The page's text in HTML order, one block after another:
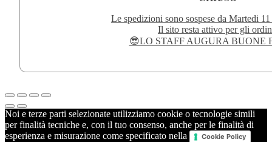
Le spedizioni sono sospese da Martedi
Il sito resta attivo per gli
😎LO STAFF AUGURA BUONE
Noi e terze parti selezionate utilizziamo cookie o tecnologie simili
per finalità tecniche e, con il tuo consenso, anche per le finalità di
esperienza e misurazione come specificato nella
Cookie Policy